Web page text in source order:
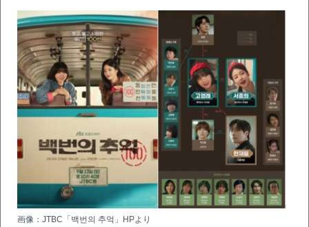
画像：JTBC「백번의 추억」HPより